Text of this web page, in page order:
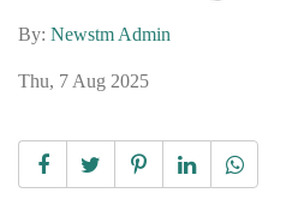
By: Newstm Admin
Thu, 7 Aug 2025